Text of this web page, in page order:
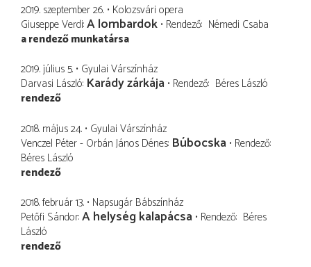
2019. szeptember 26. Kolozsvári opera
Giuseppe Verdi A lombardok Rendező Némedi Csaba
a rendező munkatársa
2019. július 5. Gyulai Várszínház
Darvasi László Karády zárkája Rendező Béres László
rendező
2018. május 24. Gyulai Várszínház
Venczel Péter - Orbán János Dénes Búbocska Rendező
Béres László
rendező
2018. február 13. Napsugár Bábszínház
Petőfi Sándor A helység kalapácsa Rendező Béres
László
rendező